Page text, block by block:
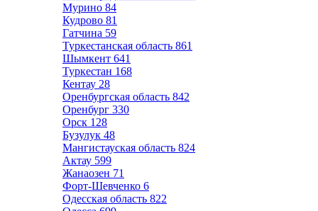
Мурино 84
Кудрово 81
Гатчина 59
Туркестанская область 861
Шымкент 641
Туркестан 168
Кентау 28
Оренбургская область 842
Оренбург 330
Орск 128
Бузулук 48
Мангистауская область 824
Актау 599
Жанаозен 71
Форт-Шевченко 6
Одесская область 822